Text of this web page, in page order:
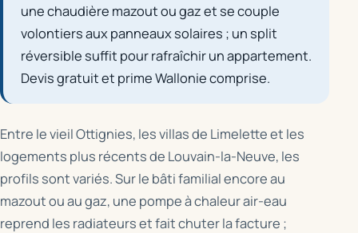
une chaudière mazout ou gaz et se couple
volontiers aux panneaux solaires ; un split
réversible suffit pour rafraîchir un appartement.
Devis gratuit et prime Wallonie comprise.
Entre le vieil Ottignies, les villas de Limelette et les
logements plus récents de Louvain-la-Neuve, les
profils sont variés. Sur le bâti familial encore au
mazout ou au gaz, une pompe à chaleur air-eau
reprend les radiateurs et fait chuter la facture ;